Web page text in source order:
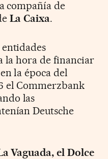
compañía de
La Caixa.
la hora de financiar
la época del
el Commerzbank
las
Deutsche
Vaguada, el Dolce